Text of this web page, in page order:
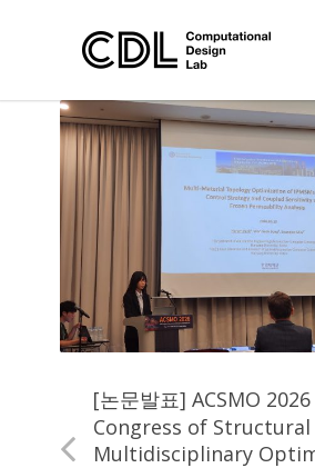
[논문발표] ACSMO
Congress of Structural
Multidisciplinary